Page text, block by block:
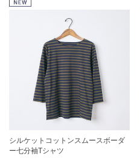
シルケットコットンスムースボーダ
ー七分袖Tシャツ